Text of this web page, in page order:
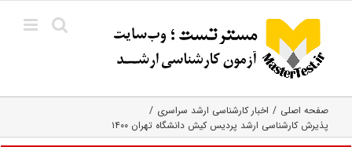
content
صفحه اصلی
اخبار کارشناسی ارشد سراسری
پذیرش کارشناسی ارشد پردیس کیش دانشگاه تهران ۱۴۰۰